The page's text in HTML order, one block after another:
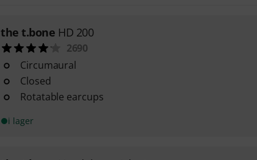
the t.bone HD 200
2690
Circumaural
Closed
Rotatable earcups
i lager